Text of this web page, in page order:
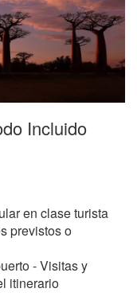
Incluido
en clase turista
previstos o
- Visitas y
itinerario